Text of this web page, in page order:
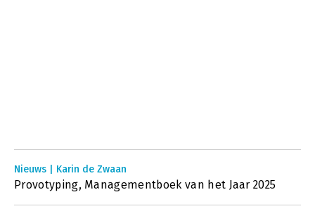
Nieuws | Karin de Zwaan
Provotyping, Managementboek van het Jaar 2025